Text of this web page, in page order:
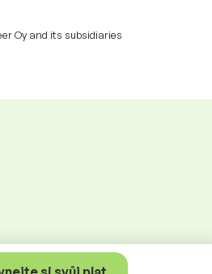
Oy and its subsidiaries